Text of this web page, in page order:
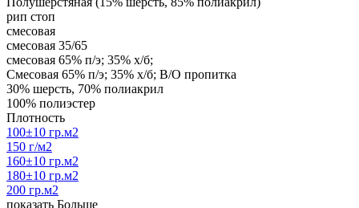
рип стоп
смесовая
смесовая 35/65
смесовая 65% п/э; 35% х/б;
Смесовая 65% п/э; 35% х/б; В/О пропитка
30% шерсть, 70% полиакрил
100% полиэстер
Плотность
100±10 гр.м2
150 г/м2
160±10 гр.м2
180±10 гр.м2
200 гр.м2
показать Больше